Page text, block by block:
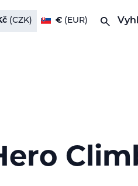
(CZK) € (EUR)